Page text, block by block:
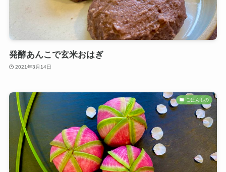
発酵あんこで玄米おはぎ
2021年3月14日
ごはんもの